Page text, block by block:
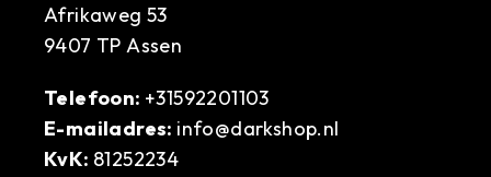
Afrikaweg 53
9407 TP Assen
Telefoon: +31592201103
E-mailadres: info@darkshop.nl
KvK: 81252234